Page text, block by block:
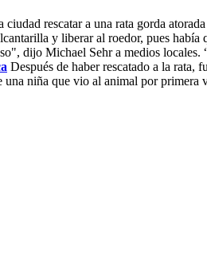
rescatar a una rata gorda
y liberar al roedor, pues
dijo Michael Sehr a medios locales.
Después de haber rescatado a la rata,
niña que vio al animal por